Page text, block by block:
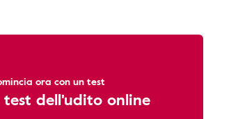
ora con un test
dell'udito online